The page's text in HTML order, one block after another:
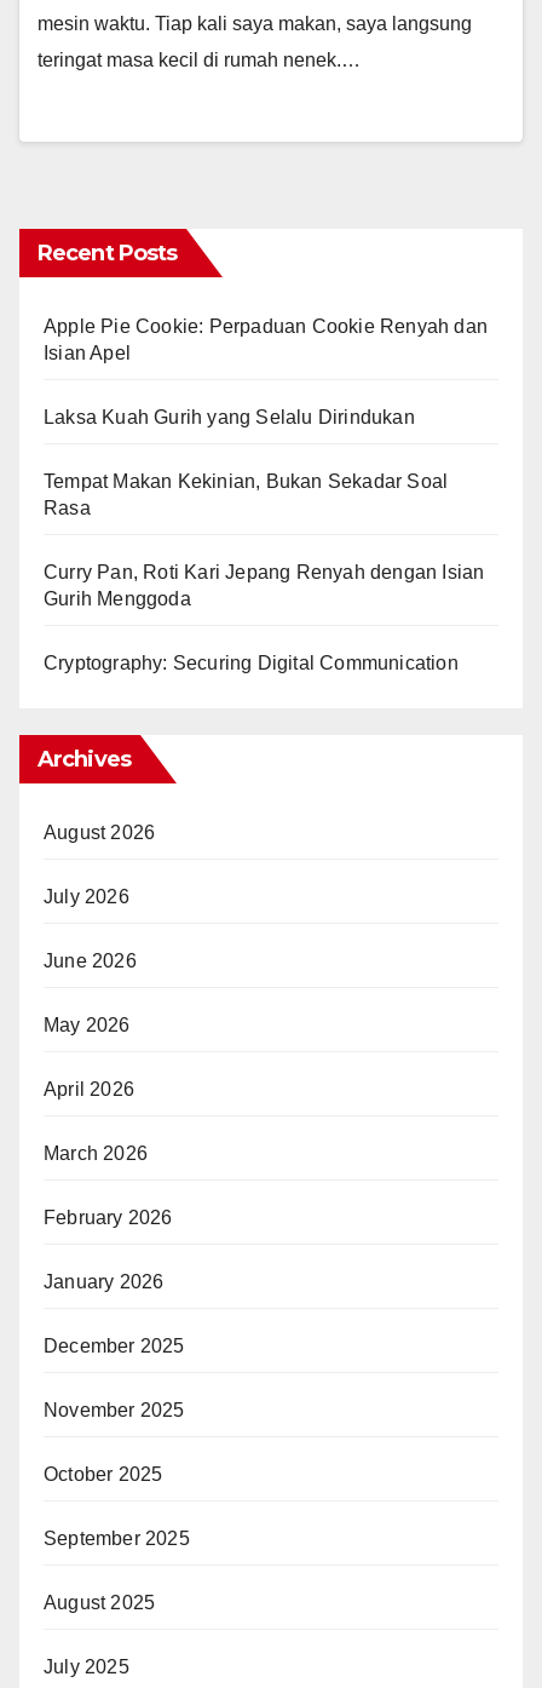
mesin waktu. Tiap kali saya makan, saya langsung
teringat masa kecil di rumah nenek.…
Recent Posts
Apple Pie Cookie: Perpaduan Cookie Renyah dan
Isian Apel
Laksa Kuah Gurih yang Selalu Dirindukan
Tempat Makan Kekinian, Bukan Sekadar Soal
Rasa
Curry Pan, Roti Kari Jepang Renyah dengan Isian
Gurih Menggoda
Cryptography: Securing Digital Communication
Archives
August 2026
July 2026
June 2026
May 2026
April 2026
March 2026
February 2026
January 2026
December 2025
November 2025
October 2025
September 2025
August 2025
July 2025